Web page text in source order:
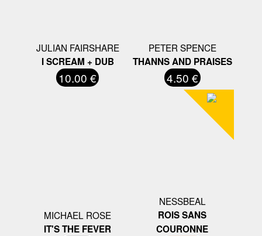
JULIAN FAIRSHARE
I SCREAM + DUB
10.00 €
PETER SPENCE
THANNS AND PRAISES
4.50 €
MICHAEL ROSE
IT'S THE FEVER
NESSBEAL
ROIS SANS
COURONNE